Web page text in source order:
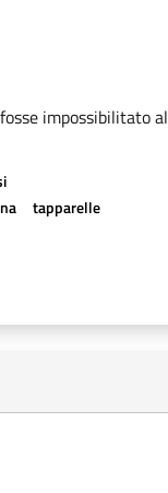
impossibilitato al
tapparelle